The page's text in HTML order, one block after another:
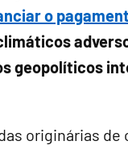
o
geopolíticos
originárias de